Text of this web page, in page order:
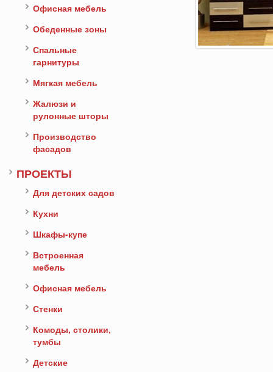
Офисная мебель
Обеденные зоны
Спальные
гарнитуры
Мягкая мебель
Жалюзи и
рулонные шторы
Производство
фасадов
ПРОЕКТЫ
Для детских садов
Кухни
Шкафы-купе
Встроенная
мебель
Офисная мебель
Стенки
Комоды, столики,
тумбы
Детские